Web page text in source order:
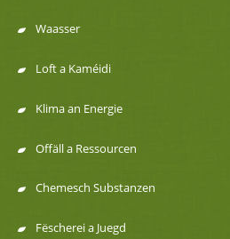
Menu
de
navigation
Waasser
Loft a Kaméidi
Klima an Energie
Offäll a Ressourcen
Chemesch Substanzen
Fëscherei a Juegd